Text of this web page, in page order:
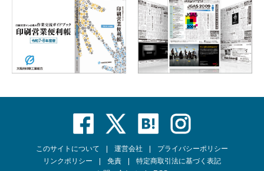
このサイトについて 運営会社
プライバシーポリシー
リンクポリシー
免責
特定商取引法に基づく表記